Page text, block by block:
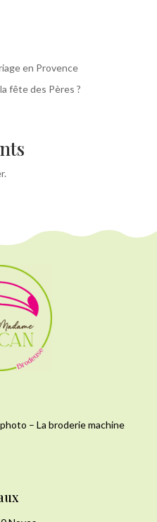
en Provence
fête des Pères ?
– La broderie machine